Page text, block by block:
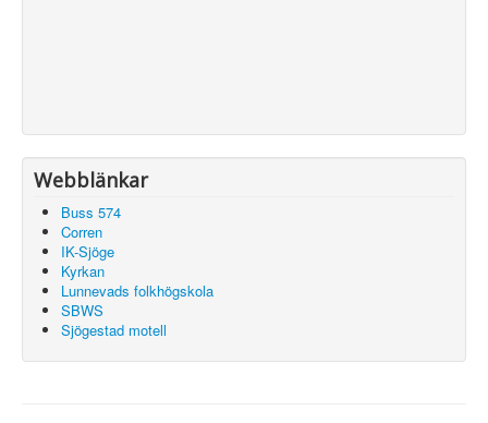
Webblänkar
Buss 574
Corren
IK-Sjöge
Kyrkan
Lunnevads folkhögskola
SBWS
Sjögestad motell